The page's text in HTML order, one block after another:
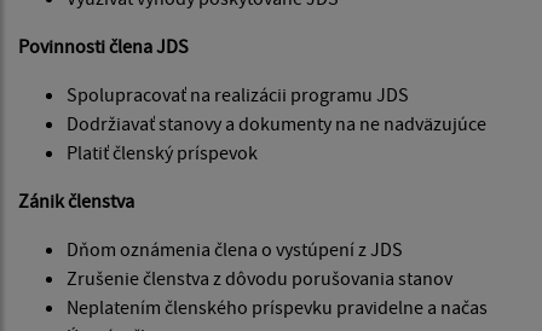
Povinnosti člena JDS
Spolupracovať na realizácii programu JDS
Dodržiavať stanovy a dokumenty na ne nadväzujúce
Platiť členský príspevok
Zánik členstva
Dňom oznámenia člena o vystúpení z JDS
Zrušenie členstva z dôvodu porušovania stanov
Neplatením členského príspevku pravidelne a načas